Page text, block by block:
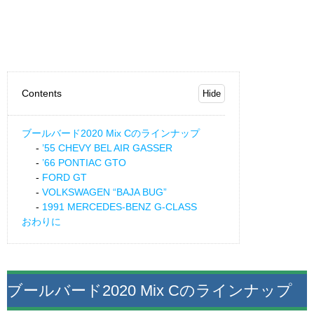
Contents
ブールバード2020 Mix Cのラインナップ
’55 CHEVY BEL AIR GASSER
’66 PONTIAC GTO
FORD GT
VOLKSWAGEN “BAJA BUG”
1991 MERCEDES-BENZ G-CLASS
おわりに
ブールバード2020 Mix Cのラインナップ